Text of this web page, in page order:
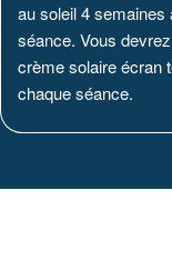
au soleil 4
séance. Vous
crème solaire écran
chaque séance.